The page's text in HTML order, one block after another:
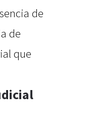
de
de
que